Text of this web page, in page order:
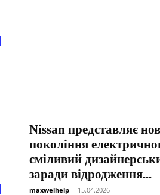
Nissan представляє
покоління
сміливий
заради відродження...
maxwelhelp - 15.04.2026